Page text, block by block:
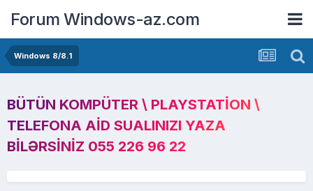
Forum Windows-az.com
Windows 8/8.1
BÜTÜN KOMPÜTER \ PLAYSTATION \
TELEFONA AID SUALINIZI YAZA
BILƏRSINIZ 055 226 96 22